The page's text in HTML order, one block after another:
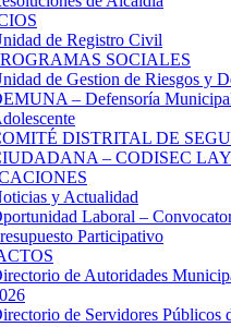
de Registro Civil
SOCIALES
de Gestion de Riesgos y
– Defensoría
DISTRITAL DE
– CODISEC
y Actualidad
Laboral –
Participativo
de Autoridades
de Servidores Públicos